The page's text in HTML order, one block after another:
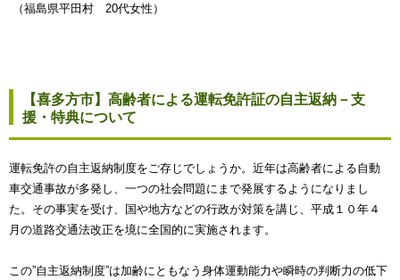
（福島県平田村 20代女性）
【喜多方市】高齢者による運転免許証の自主返納－支
援・特典について
運転免許の自主返納制度をご存じでしょうか。近年は高齢者による自動
車交通事故が多発し、一つの社会問題にまで発展するようになりまし
た。その事実を受け、国や地方などの行政が対策を講じ、平成１０年４
月の道路交通法改正を境に全国的に実施されます。
この”自主返納制度”は加齢にともなう身体運動能力や瞬時の判断力の低下